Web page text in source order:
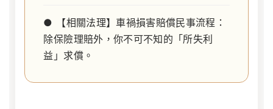
● 【相關法理】車禍損害賠償民事流程：
除保險理賠外，你不可不知的「所失利
益」求償。